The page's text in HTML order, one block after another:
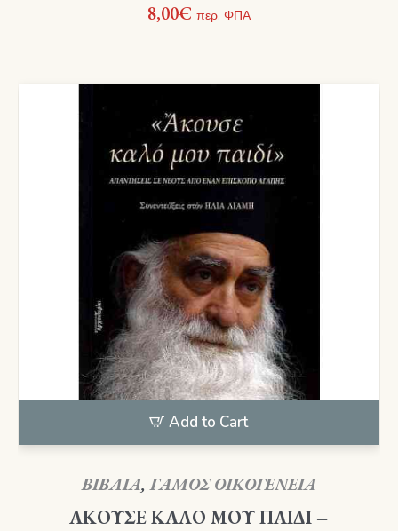
8,00€ περ. ΦΠΑ
Add to Cart
ΒΙΒΛΙΑ,ΓΑΜΟΣ ΟΙΚΟΓΕΝΕΙΑ
ΑΚΟΥΣΕ ΚΑΛΟ ΜΟΥ ΠΑΙΔΙ –